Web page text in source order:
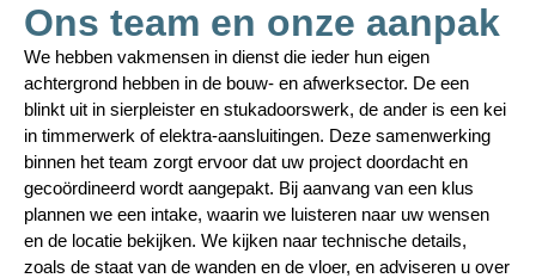
Ons team en onze aanpak
We hebben vakmensen in dienst die ieder hun eigen
achtergrond hebben in de bouw- en afwerksector. De een
blinkt uit in sierpleister en stukadoorswerk, de ander is een kei
in timmerwerk of elektra-aansluitingen. Deze samenwerking
binnen het team zorgt ervoor dat uw project doordacht en
gecoördineerd wordt aangepakt. Bij aanvang van een klus
plannen we een intake, waarin we luisteren naar uw wensen
en de locatie bekijken. We kijken naar technische details,
zoals de staat van de wanden en de vloer, en adviseren u over